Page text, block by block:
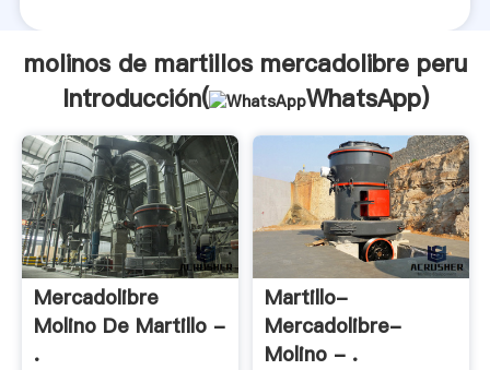
molinos de martillos mercadolibre peru
Introducción(
WhatsApp)
Mercadolibre
Molino De Martillo -
.
Martillo-
Mercadolibre-
Molino - .